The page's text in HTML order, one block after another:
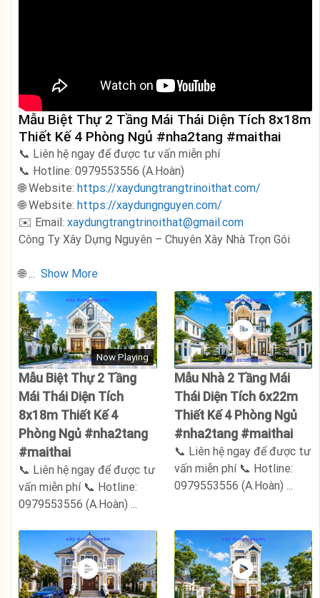
Mẫu Biệt Thự 2 Tầng Mái Thái Diện Tích 8x18m
Thiết Kế 4 Phòng Ngủ #nha2tang #maithai
📞 Liên hệ ngay để được tư vấn miễn phí
📞 Hotline: 0979553556 (A.Hoàn)
🌐 Website: https://xaydungtrangtrinoithat.com/
🌐 Website: https://xaydungnguyen.com/
✉️ Email: xaydungtrangtrinoithat@gmail.com
Công Ty Xây Dựng Nguyên – Chuyên Xây Nhà Trọn Gói
🌐... Show More
Now Playing
Mẫu Biệt Thự 2 Tầng
Mái Thái Diện Tích
8x18m Thiết Kế 4
Phòng Ngủ #nha2tang
#maithai
📞 Liên hệ ngay để được tư
vấn miễn phí 📞 Hotline:
0979553556 (A.Hoàn) ...
Mẫu Nhà 2 Tầng Mái
Thái Diện Tích 6x22m
Thiết Kế 4 Phòng Ngủ
#nha2tang #maithai
📞 Liên hệ ngay để được tư
vấn miễn phí 📞 Hotline:
0979553556 (A.Hoàn) ...